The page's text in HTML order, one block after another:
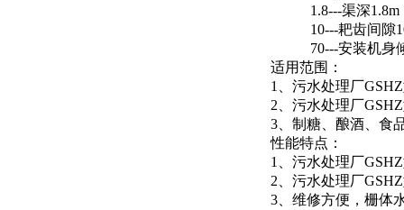
1.8---渠深1.8m
10---耙齿间隙
70---安装机身
适用范围：
1、污水处理厂
2、污水处理厂
3、制糖、酿酒、食
性能特点：
1、污水处理厂
2、污水处理厂
3、维修方便，栅体